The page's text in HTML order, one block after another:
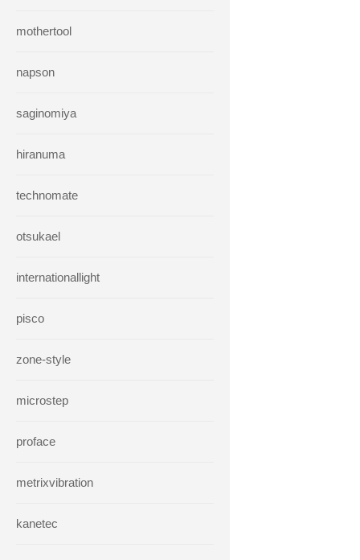
mothertool
napson
saginomiya
hiranuma
technomate
otsukael
internationallight
pisco
zone-style
microstep
proface
metrixvibration
kanetec